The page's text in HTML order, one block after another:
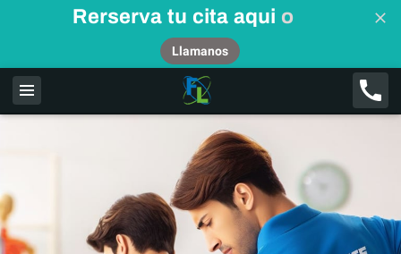
Rerserva tu cita aqui o
Llamanos